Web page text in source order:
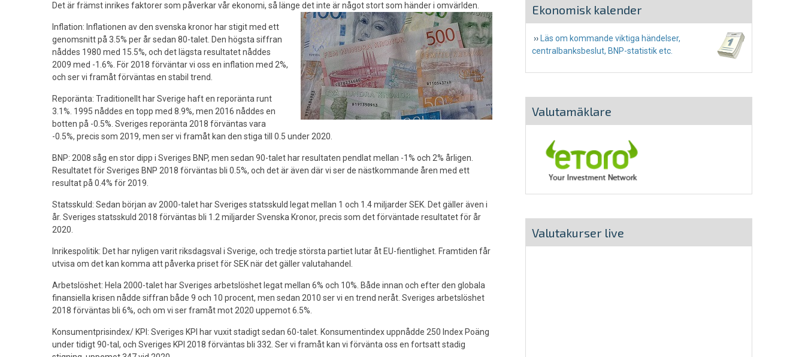
Det är främst inrikes faktorer som påverkar vår ekonomi, så länge det inte är något stort som händer i omvärlden.
Inflation: Inflationen av den svenska kronor har stigit med ett
genomsnitt på 3.5% per år sedan 80-talet. Den högsta siffran
nåddes 1980 med 15.5%, och det lägsta resultatet nåddes
2009 med -1.6%. För 2018 förväntar vi oss en inflation med 2%,
och ser vi framåt förväntas en stabil trend.
Reporänta: Traditionellt har Sverige haft en reporänta runt
3.1%. 1995 nåddes en topp med 8.9%, men 2016 nåddes en
botten på -0.5%. Sveriges reporänta 2018 förväntas vara
-0.5%, precis som 2019, men ser vi framåt kan den stiga till 0.5 under 2020.
BNP: 2008 såg en stor dipp i Sveriges BNP, men sedan 90-talet har resultaten pendlat mellan -1% och 2% årligen.
Resultatet för Sveriges BNP 2018 förväntas bli 0.5%, och det är även där vi ser de nästkommande åren med ett
resultat på 0.4% för 2019.
Statsskuld: Sedan början av 2000-talet har Sveriges statsskuld legat mellan 1 och 1.4 miljarder SEK. Det gäller även i
år. Sveriges statsskuld 2018 förväntas bli 1.2 miljarder Svenska Kronor, precis som det förväntade resultatet för år
2020.
Inrikespolitik: Det har nyligen varit riksdagsval i Sverige, och tredje största partiet lutar åt EU-fientlighet. Framtiden får
utvisa om det kan komma att påverka priset för SEK när det gäller valutahandel.
Arbetslöshet: Hela 2000-talet har Sveriges arbetslöshet legat mellan 6% och 10%. Både innan och efter den globala
finansiella krisen nådde siffran både 9 och 10 procent, men sedan 2010 ser vi en trend neråt. Sveriges arbetslöshet
2018 förväntas bli 6%, och om vi ser framåt mot 2020 uppemot 6.5%.
Konsumentprisindex/ KPI: Sveriges KPI har vuxit stadigt sedan 60-talet. Konsumentindex uppnådde 250 Index Poäng
under tidigt 90-tal, och Sveriges KPI 2018 förväntas bli 332. Ser vi framåt kan vi förvänta oss en fortsatt stadig
Ekonomisk kalender
››
Läs om kommande viktiga händelser,
centralbanksbeslut, BNP-statistik etc.
Valutamäklare
Valutakurser live